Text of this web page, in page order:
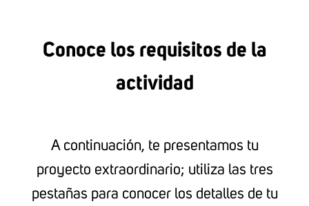
Conoce los requisitos de la
actividad
A continuación, te presentamos tu
proyecto extraordinario; utiliza las tres
pestañas para conocer los detalles de tu